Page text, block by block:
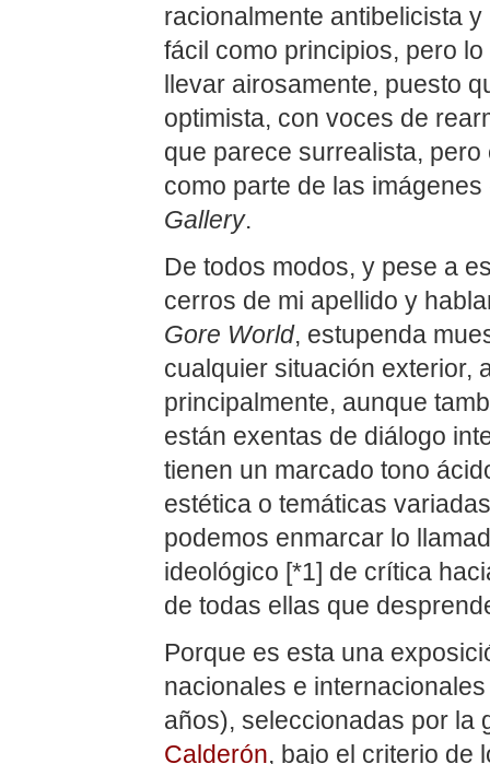
racionalmente antibelicista
fácil como principios, pero
llevar airosamente, puesto
optimista, con voces de
que parece surrealista,
como parte de las
Gallery.
De todos modos, y pese a
cerros de mi apellido y
Gore World, estupenda
cualquier situación exterior,
principalmente, aunque
están exentas de diálogo
tienen un marcado tono
estética o temáticas
podemos enmarcar lo
ideológico [*1] de crítica
de todas ellas que
Porque es esta una
nacionales e
años), seleccionadas por la
Calderón, bajo el criterio de